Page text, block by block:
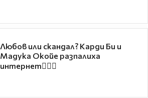
Любов или скандал? Карди Би и
Мадука Окойе разпалиха
интернет❤️‍🔥🔥